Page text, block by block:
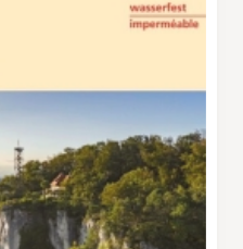
fois les baies de
du fruit peut être
avec du yogourt,
blanc. Si vous
d’en acheter
Le Nättenberg, point
atteint, nous
itinéraire n’est plus